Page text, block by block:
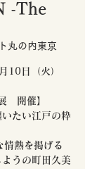
-The
丸の内東京
10日（火）
開催】
たい江戸の粋
情熱を掲げる
うの町田久美